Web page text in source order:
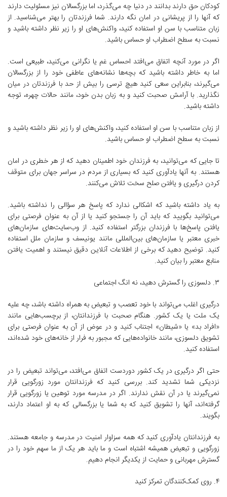
کودکان حق دارند بدانند در دنیا چه می‌گذرد، اما بزرگسالان نیز مسئولیت دارند
که آنها را از پریشانی در امان نگه دارند. شما فرزندتان را بهتر می‌شناسید. از
زبان متناسب با سن او استفاده کنید، واکنش‌های او را زیر نظر داشته باشید و
نسبت به سطح اضطراب او حساس باشید.
اگر در مورد آنچه اتفاق می‌افتد احساس غم یا نگرانی می‌کنید، طبیعی است.
اما به خاطر داشته باشید که بچه‌ها نشانه‌های عاطفی خود را از بزرگسالان
می‌گیرند، بنابراین سعی کنید هیچ ترسی را بیش از حد با فرزندتان در میان
نگذارید. با آرامش صحبت کنید و به زبان بدن خود، مانند حالات چهره، توجه
داشته باشید.
از زبان متناسب با سن او استفاده کنید، واکنش‌های او را زیر نظر داشته باشید و
نسبت به سطح اضطراب او حساس باشید.
تا جایی که می‌توانید، به فرزندان خود اطمینان دهید که از هر خطری در امان
هستند. به آنها یادآوری کنید که بسیاری از مردم در سراسر جهان برای متوقف
کردن درگیری و یافتن صلح سخت تلاش می‌کنند.
به یاد داشته باشید که اشکالی ندارد که پاسخ هر سؤالی را نداشته باشید.
می‌توانید بگویید که باید آن را جستجو کنید یا از آن به عنوان فرصتی برای
یافتن پاسخ‌ها با فرزندان بزرگتر استفاده کنید. از وب‌سایت‌های سازمان‌های
خبری معتبر یا سازمان‌های بین‌المللی مانند یونیسف و سازمان ملل استفاده
کنید. توضیح دهید که برخی از اطلاعات آنلاین دقیق نیستند و اهمیت یافتن
منابع معتبر را بیان کنید.
۳. دلسوزی را گسترش دهید، نه انگ اجتماعی
درگیری اغلب می‌تواند با خود تعصب و تبعیض به همراه داشته باشد، چه علیه
یک ملت یا یک کشور. هنگام صحبت با فرزندانتان، از برچسب‌هایی مانند
«افراد بد» یا «شیطان» اجتناب کنید و در عوض از آن به عنوان فرصتی برای
تشویق دلسوزی، مانند خانواده‌هایی که مجبور به فرار از خانه‌های خود شده‌اند،
استفاده کنید.
حتی اگر درگیری در یک کشور دوردست اتفاق می‌افتد، می‌تواند تبعیض را در
نزدیکی شما تشدید کند. بررسی کنید که فرزندانتان مورد زورگویی قرار
نمی‌گیرند یا در آن نقش ندارند. اگر در مدرسه مورد توهین یا زورگویی قرار
گرفته‌اند، آنها را تشویق کنید که به شما یا بزرگسالی که به او اعتماد دارند،
بگویند.
به فرزندانتان یادآوری کنید که همه سزاوار امنیت در مدرسه و جامعه هستند.
زورگویی و تبعیض همیشه اشتباه است و ما باید هر یک از ما سهم خود را در
گسترش مهربانی و حمایت از یکدیگر انجام دهیم.
۴. روی کمک‌کنندگان تمرکز کنید